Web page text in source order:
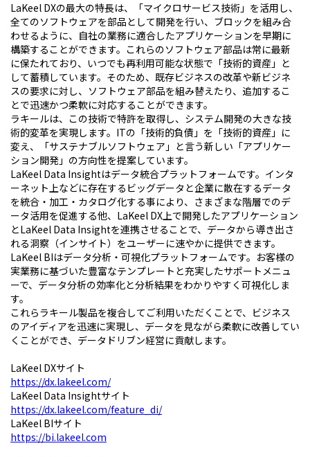
LaKeel DXの最大の特長は、「マイクロサービス技術」を活用し、
全てのソフトウェアを部品として開発を行い、ブロックを組み合
わせるように、自社の業務に適合したアプリケーションを早期に
構築することができます。これらのソフトウェア部品は常に最新
に保たれており、いつでも再利用可能な状態で「技術的資産」と
して蓄積しています。そのため、既存ビジネスの改革や新ビジネ
スの要求に対し、ソフトウェア部品を組み替えたり、追加するこ
とで迅速かつ柔軟に対応することができます。
ラキールは、この技術で特許を取得し、システム開発の大きな技
術的変革を実現します。ITの「技術的負債」を「技術的資産」に
変え、「サステナブルソフトウェア」と言う新しい「アプリケー
ション開発」の方向性を提案しています。
LaKeel Data Insightはデータ統合プラットフォームです。インタ
ーネット上などに存在するビッグデータと企業に散在するデータ
を統合・加工・カタログ化する事により、さまざまな階層でのデ
ータ活用を促進する他、LaKeel DX上で開発したアプリケーション
とLaKeel Data Insightを連携させることで、データから導き出さ
れる洞察（インサイト）をユーザーに速やかに提供できます。
LaKeel BIはデータ分析・可視化プラットフォームです。お客様の
実業務に基づいた豊富なテンプレートと充実したサポートメニュ
ーで、データ分析の効率化と分析結果をわかりやすく可視化しま
す。
これらラキール製品を複合してご利用いただくことで、ビジネス
のアイディアを迅速に実現し、データを見ながら柔軟に改善してい
くことができ、データドリブン経営に貢献します。
LaKeel DXサイト
https://dx.lakeel.com/
LaKeel Data Insightサイト
https://dx.lakeel.com/feature_di/
LaKeel BIサイト
https://bi.lakeel.com